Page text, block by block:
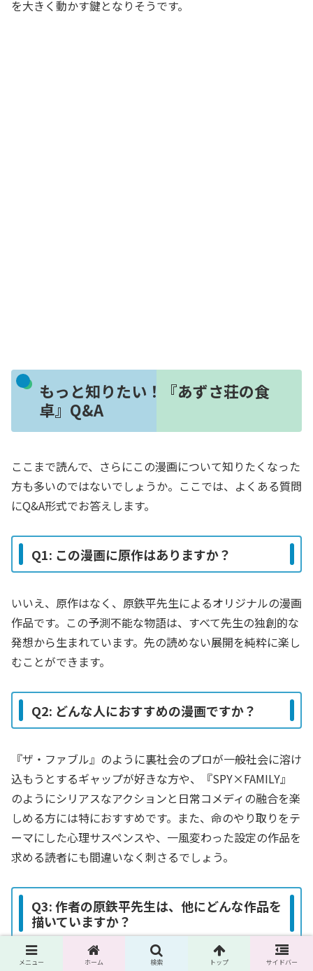
を大きく動かす鍵となりそうです。
もっと知りたい！『あずさ荘の食
卓』Q&A
ここまで読んで、さらにこの漫画について知りたくなった
方も多いのではないでしょうか。ここでは、よくある質問
にQ&A形式でお答えします。
Q1: この漫画に原作はありますか？
いいえ、原作はなく、原鉄平先生によるオリジナルの漫画
作品です。この予測不能な物語は、すべて先生の独創的な
発想から生まれています。先の読めない展開を純粋に楽し
むことができます。
Q2: どんな人におすすめの漫画ですか？
『ザ・ファブル』のように裏社会のプロが一般社会に溶け
込もうとするギャップが好きな方や、『SPY×FAMILY』
のようにシリアスなアクションと日常コメディの融合を楽
しめる方には特におすすめです。また、命のやり取りをテ
ーマにした心理サスペンスや、一風変わった設定の作品を
求める読者にも間違いなく刺さるでしょう。
Q3: 作者の原鉄平先生は、他にどんな作品を
描いていますか？
メニュー ホーム 検索 トップ サイドバー